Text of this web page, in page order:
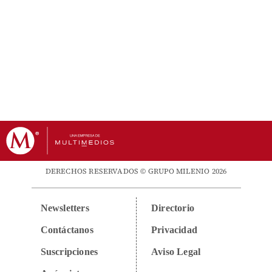
DERECHOS RESERVADOS © GRUPO MILENIO 2026
Newsletters
Contáctanos
Suscripciones
Directorio
Privacidad
Aviso Legal